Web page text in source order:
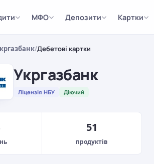
МФО Депозити Картки
/Дебетові картки
Укргазбанк
Ліцензія НБУ Діючий
51
продуктів